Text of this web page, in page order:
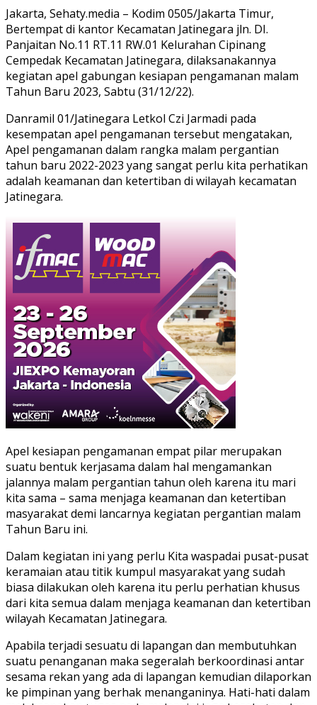
Jakarta, Sehaty.media – Kodim 0505/Jakarta Timur,
Bertempat di kantor Kecamatan Jatinegara jln. DI.
Panjaitan No.11 RT.11 RW.01 Kelurahan Cipinang
Cempedak Kecamatan Jatinegara, dilaksanakannya
kegiatan apel gabungan kesiapan pengamanan malam
Tahun Baru 2023, Sabtu (31/12/22).
Danramil 01/Jatinegara Letkol Czi Jarmadi pada
kesempatan apel pengamanan tersebut mengatakan,
Apel pengamanan dalam rangka malam pergantian
tahun baru 2022-2023 yang sangat perlu kita perhatikan
adalah keamanan dan ketertiban di wilayah kecamatan
Jatinegara.
Apel kesiapan pengamanan empat pilar merupakan
suatu bentuk kerjasama dalam hal mengamankan
jalannya malam pergantian tahun oleh karena itu mari
kita sama – sama menjaga keamanan dan ketertiban
masyarakat demi lancarnya kegiatan pergantian malam
Tahun Baru ini.
Dalam kegiatan ini yang perlu Kita waspadai pusat-pusat
keramaian atau titik kumpul masyarakat yang sudah
biasa dilakukan oleh karena itu perlu perhatian khusus
dari kita semua dalam menjaga keamanan dan ketertiban
wilayah Kecamatan Jatinegara.
Apabila terjadi sesuatu di lapangan dan membutuhkan
suatu penanganan maka segeralah berkoordinasi antar
sesama rekan yang ada di lapangan kemudian dilaporkan
ke pimpinan yang berhak menanganinya. Hati-hati dalam